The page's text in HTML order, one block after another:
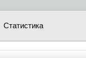
Статистика